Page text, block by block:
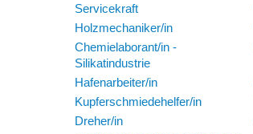
Servicekraft
Holzmechaniker/in
Chemielaborant/in -
Silikatindustrie
Hafenarbeiter/in
Kupferschmiedehelfer/in
Dreher/in